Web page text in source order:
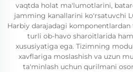
vaqtda holat ma'lumotlarini,
jamming kanallarini ko'rsatuvchi
Harbiy darajadagi
turli ob-havo sharoitlarida
xususiyatiga ega. Tizimning
xavflariga moslashish va uzun
ta'minlash uchun qurilmani